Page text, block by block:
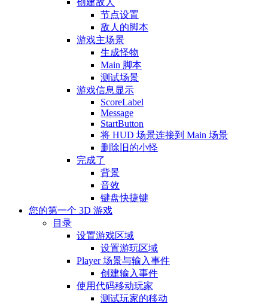
创建敌人
节点设置
敌人的脚本
游戏主场景
生成怪物
Main 脚本
测试场景
游戏信息显示
ScoreLabel
Message
StartButton
将 HUD 场景连接到 Main 场景
删除旧的小怪
完成了
背景
音效
键盘快捷键
您的第一个 3D 游戏
目录
设置游戏区域
设置游玩区域
Player 场景与输入事件
创建输入事件
使用代码移动玩家
测试玩家的移动